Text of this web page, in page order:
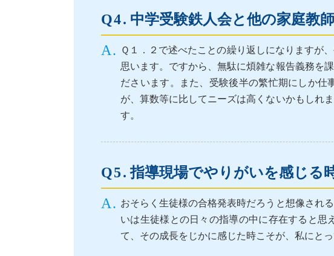
中学受験鉄人会と他の家庭教
Ｑ１．２で述べたことの繰り返しになりますが
思います。ですから、無駄に煩雑な報告義務を
ださいます。また、受験後半の繁忙期にしか
が、算数等に比してニーズは高くないかもしれ
す。
指導現場でやりがいを感じる
おそらく生徒様の合格発表時だろうと想像され
いは生徒様との日々の指導の中に存在すると
て、その成長をじかに感じた時こそが、私にと